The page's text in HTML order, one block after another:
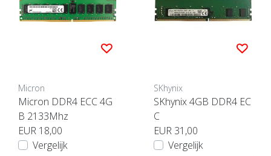
Micron
Micron DDR4 ECC 4G
B 2133Mhz
EUR 18,00
Vergelijk
SKhynix
SKhynix 4GB DDR4 EC
C
EUR 31,00
Vergelijk